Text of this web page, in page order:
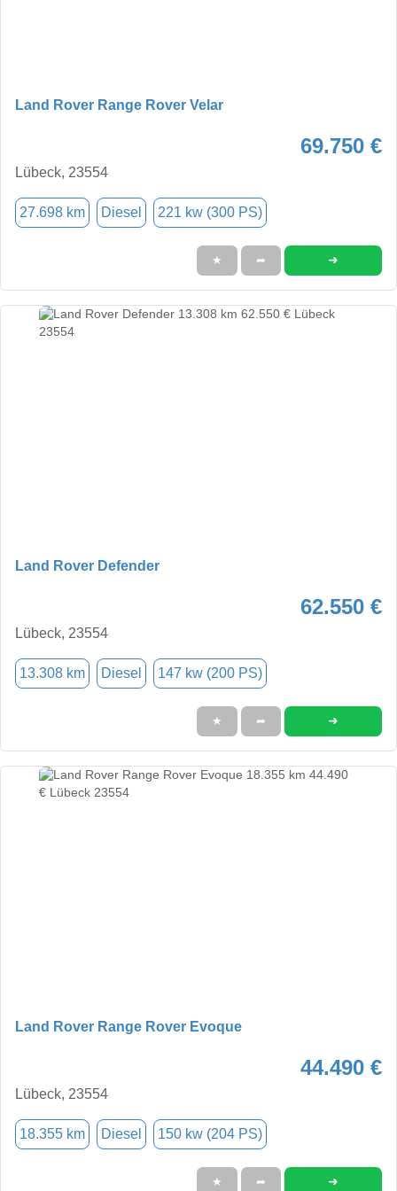
Land Rover Range Rover Velar
69.750 €
Lübeck, 23554
27.698 km Diesel 221 kw (300 PS)
★ ➦ ➜
Land Rover Defender
62.550 €
Lübeck, 23554
13.308 km Diesel 147 kw (200 PS)
★ ➦ ➜
Land Rover Range Rover Evoque
44.490 €
Lübeck, 23554
18.355 km Diesel 150 kw (204 PS)
★ ➦ ➜